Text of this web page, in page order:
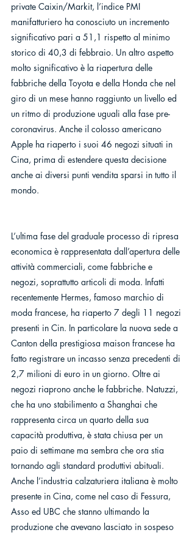
private Caixin/Markit, l’indice PMI
manifatturiero ha conosciuto un incremento
significativo pari a 51,1 rispetto al minimo
storico di 40,3 di febbraio. Un altro aspetto
molto significativo è la riapertura delle
fabbriche della Toyota e della Honda che nel
giro di un mese hanno raggiunto un livello ed
un ritmo di produzione uguali alla fase pre-
coronavirus. Anche il colosso americano
Apple ha riaperto i suoi 46 negozi situati in
Cina, prima di estendere questa decisione
anche ai diversi punti vendita sparsi in tutto il
mondo.
L’ultima fase del graduale processo di ripresa
economica è rappresentata dall’apertura delle
attività commerciali, come fabbriche e
negozi, soprattutto articoli di moda. Infatti
recentemente Hermes, famoso marchio di
moda francese, ha riaperto 7 degli 11 negozi
presenti in Cin. In particolare la nuova sede a
Canton della prestigiosa maison francese ha
fatto registrare un incasso senza precedenti di
2,7 milioni di euro in un giorno. Oltre ai
negozi riaprono anche le fabbriche. Natuzzi,
che ha uno stabilimento a Shanghai che
rappresenta circa un quarto della sua
capacità produttiva, è stata chiusa per un
paio di settimane ma sembra che ora stia
tornando agli standard produttivi abituali.
Anche l’industria calzaturiera italiana è molto
presente in Cina, come nel caso di Fessura,
Asso ed UBC che stanno ultimando la
produzione che avevano lasciato in sospeso